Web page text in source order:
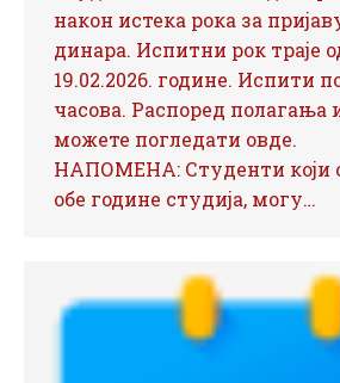
након истека рока за
динара. Испитни рок траје
19.02.2026. године. Испити
часова. Распоред полагања
можете погледати овде.
НАПОМЕНА: Студенти који
обе године студија, могу…